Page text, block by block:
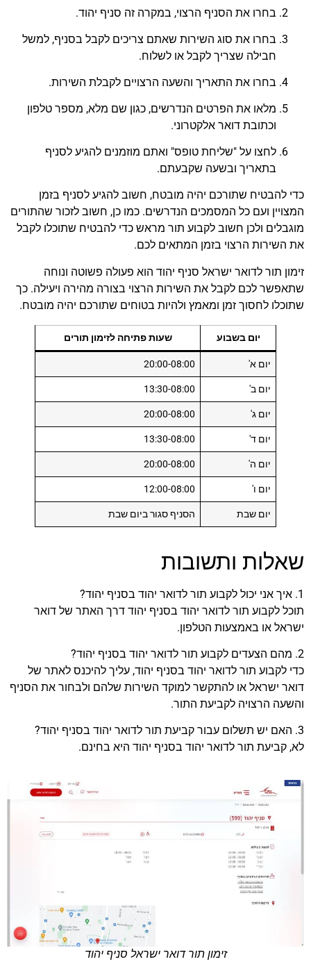
בחרו את הסניף הרצוי, במקרה זה סניף יהוד.
בחרו את סוג השירות שאתם צריכים לקבל בסניף, למשל
חבילה שצריך לקבל או לשלוח.
בחרו את התאריך והשעה הרצויים לקבלת השירות.
מלאו את הפרטים הנדרשים, כגון שם מלא, מספר טלפון
וכתובת דואר אלקטרוני.
לחצו על "שליחת טופס" ואתם מוזמנים להגיע לסניף
בתאריך ובשעה שקבעתם.
כדי להבטיח שתורכם יהיה מובטח, חשוב להגיע לסניף בזמן
המצויין ועם כל המסמכים הנדרשים. כמו כן, חשוב לזכור שהתורים
מוגבלים ולכן חשוב לקבוע תור מראש כדי להבטיח שתוכלו לקבל
את השירות הרצוי בזמן המתאים לכם.
זימון תור לדואר ישראל סניף יהוד הוא פעולה פשוטה ונוחה
שתאפשר לכם לקבל את השירות הרצוי בצורה מהירה ויעילה. כך
שתוכלו לחסוך זמן ומאמץ ולהיות בטוחים שתורכם יהיה מובטח.
יום בשבוע שעות פתיחה לזימון תורים
יום א' 20:00-08:00
יום ב' 13:30-08:00
יום ג' 20:00-08:00
יום ד' 13:30-08:00
יום ה' 20:00-08:00
יום ו' 12:00-08:00
יום שבת הסניף סגור ביום שבת
שאלות ותשובות
1. איך אני יכול לקבוע תור לדואר יהוד בסניף יהוד?
תוכל לקבוע תור לדואר יהוד בסניף יהוד דרך האתר של דואר
ישראל או באמצעות הטלפון.
2. מהם הצעדים לקבוע תור לדואר יהוד בסניף יהוד?
כדי לקבוע תור לדואר יהוד בסניף יהוד, עליך להיכנס לאתר של
דואר ישראל או להתקשר למוקד השירות שלהם ולבחור את הסניף
והשעה הרצויה לקביעת התור.
3. האם יש תשלום עבור קביעת תור לדואר יהוד בסניף יהוד?
לא, קביעת תור לדואר יהוד בסניף יהוד היא בחינם.
זימון תור דואר ישראל סניף יהוד